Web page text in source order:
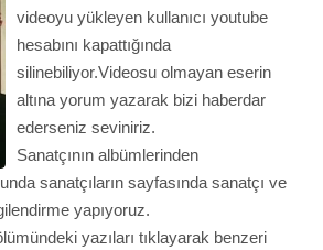
videoyu yükleyen kullanıcı youtube
hesabını kapattığında
silinebiliyor.Videosu olmayan eserin
altına yorum yazarak bizi haberdar
ederseniz seviniriz.
Sanatçının albümlerinden
sanatçıların sayfasında sanatçı ve
yapıyoruz.
yazıları tıklayarak benzeri